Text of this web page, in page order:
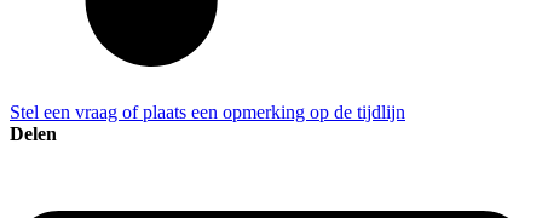
Stel een vraag of plaats een opmerking op de tijdlijn
Delen